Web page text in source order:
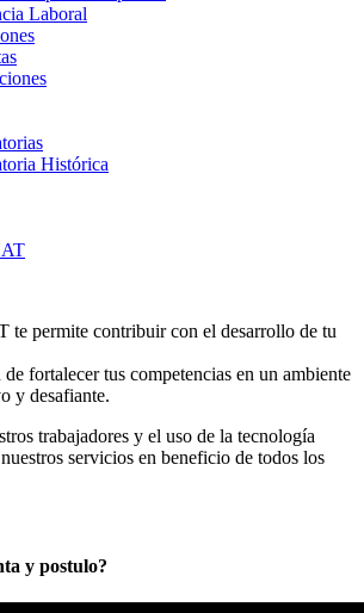
Laboral
Histórica
te permite contribuir con el desarrollo de tu
fortalecer tus competencias en un ambiente
y desafiante.
trabajadores y el uso de la tecnología
servicios en beneficio de todos los
y postulo?